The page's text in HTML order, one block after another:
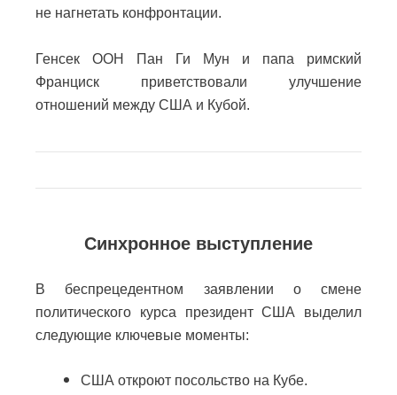
не нагнетать конфронтации.
Генсек ООН Пан Ги Мун и папа римский
Франциск приветствовали улучшение
отношений между США и Кубой.
Синхронное выступление
В беспрецедентном заявлении о смене
политического курса президент США выделил
следующие ключевые моменты:
США откроют посольство на Кубе.